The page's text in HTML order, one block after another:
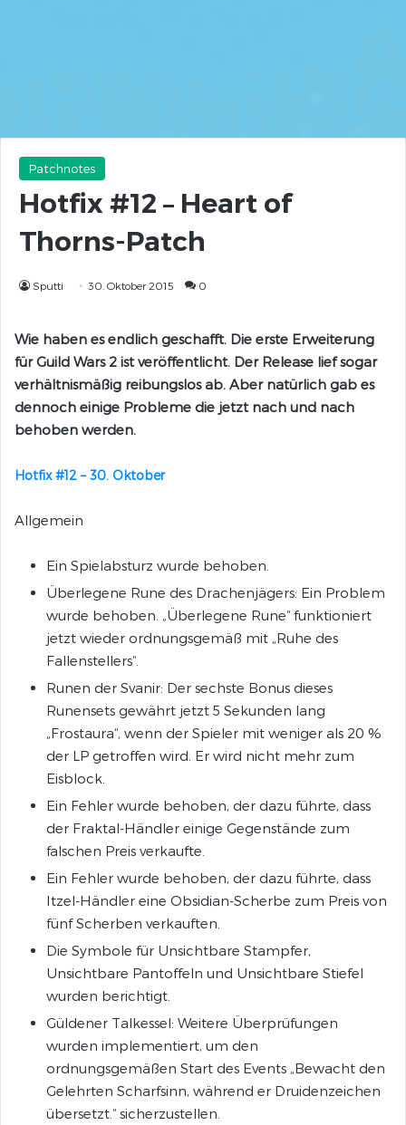
Patchnotes
Hotfix #12 – Heart of
Thorns-Patch
Sputti 30. Oktober 2015 0
Wie haben es endlich geschafft. Die erste Erweiterung
für Guild Wars 2 ist veröffentlicht. Der Release lief sogar
verhältnismäßig reibungslos ab. Aber natürlich gab es
dennoch einige Probleme die jetzt nach und nach
behoben werden.
Hotfix #12 – 30. Oktober
Allgemein
Ein Spielabsturz wurde behoben.
Überlegene Rune des Drachenjägers: Ein Problem
wurde behoben. „Überlegene Rune“ funktioniert
jetzt wieder ordnungsgemäß mit „Ruhe des
Fallenstellers“.
Runen der Svanir: Der sechste Bonus dieses
Runensets gewährt jetzt 5 Sekunden lang
„Frostaura“, wenn der Spieler mit weniger als 20 %
der LP getroffen wird. Er wird nicht mehr zum
Eisblock.
Ein Fehler wurde behoben, der dazu führte, dass
der Fraktal-Händler einige Gegenstände zum
falschen Preis verkaufte.
Ein Fehler wurde behoben, der dazu führte, dass
Itzel-Händler eine Obsidian-Scherbe zum Preis von
fünf Scherben verkauften.
Die Symbole für Unsichtbare Stampfer,
Unsichtbare Pantoffeln und Unsichtbare Stiefel
wurden berichtigt.
Güldener Talkessel: Weitere Überprüfungen
wurden implementiert, um den
ordnungsgemäßen Start des Events „Bewacht den
Gelehrten Scharfsinn, während er Druidenzeichen
übersetzt.“ sicherzustellen.